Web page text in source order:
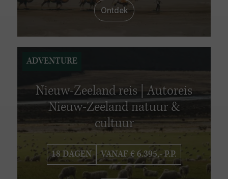
Ontdek
Nieuw-Zeeland reis | Autoreis
Nieuw-Zeeland natuur &
cultuur
18 DAGEN VANAF € 6.395,- P.P.
ADVENTURE